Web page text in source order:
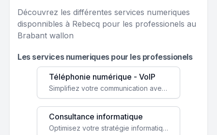
Découvrez les différentes services numeriques
disponnibles à Rebecq pour les professionels au
Brabant wallon
Les services numeriques pour les professionels
Téléphonie numérique - VoIP
Simplifiez votre communication avec une solution VoIP flexible, économique et adaptée à vos besoins professionnels.
Consultance informatique
Optimisez votre stratégie informatique avec l'expertise de nos consultants pour améliorer votre efficacité et sécurité.